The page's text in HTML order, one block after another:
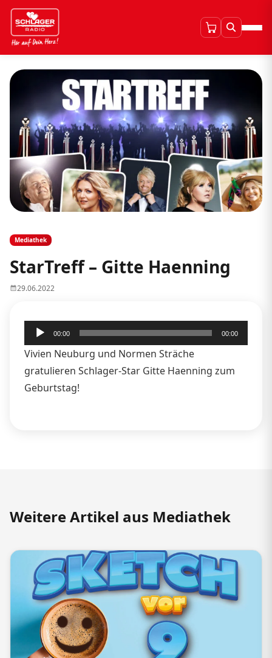
Mediathek
StarTreff – Gitte Haenning
29.06.2022
Audio-
Player
00:00 00:00
Vivien Neuburg und Normen Sträche
gratulieren Schlager-Star Gitte Haenning zum
Geburtstag!
Weitere Artikel aus Mediathek